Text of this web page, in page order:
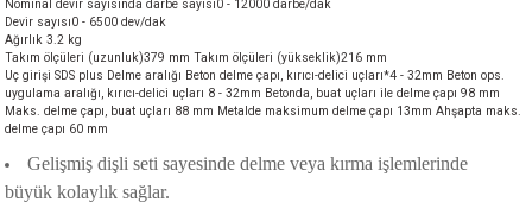
Nominal devir sayısında darbe sayısı0 - 12000 darbe/dak
Devir sayısı0 - 6500 dev/dak
Ağırlık 3.2 kg
Takım ölçüleri (uzunluk)379 mm Takım ölçüleri (yükseklik)216 mm
Uç girişi SDS plus Delme aralığı Beton delme çapı, kırıcı-delici uçları*4 - 32mm Beton ops.
uygulama aralığı, kırıcı-delici uçları 8 - 32mm Betonda, buat uçları ile delme çapı 98 mm
Maks. delme çapı, buat uçları 88 mm Metalde maksimum delme çapı 13mm Ahşapta maks.
delme çapı 60 mm
Gelişmiş dişli seti sayesinde delme veya kırma işlemlerinde
büyük kolaylık sağlar.